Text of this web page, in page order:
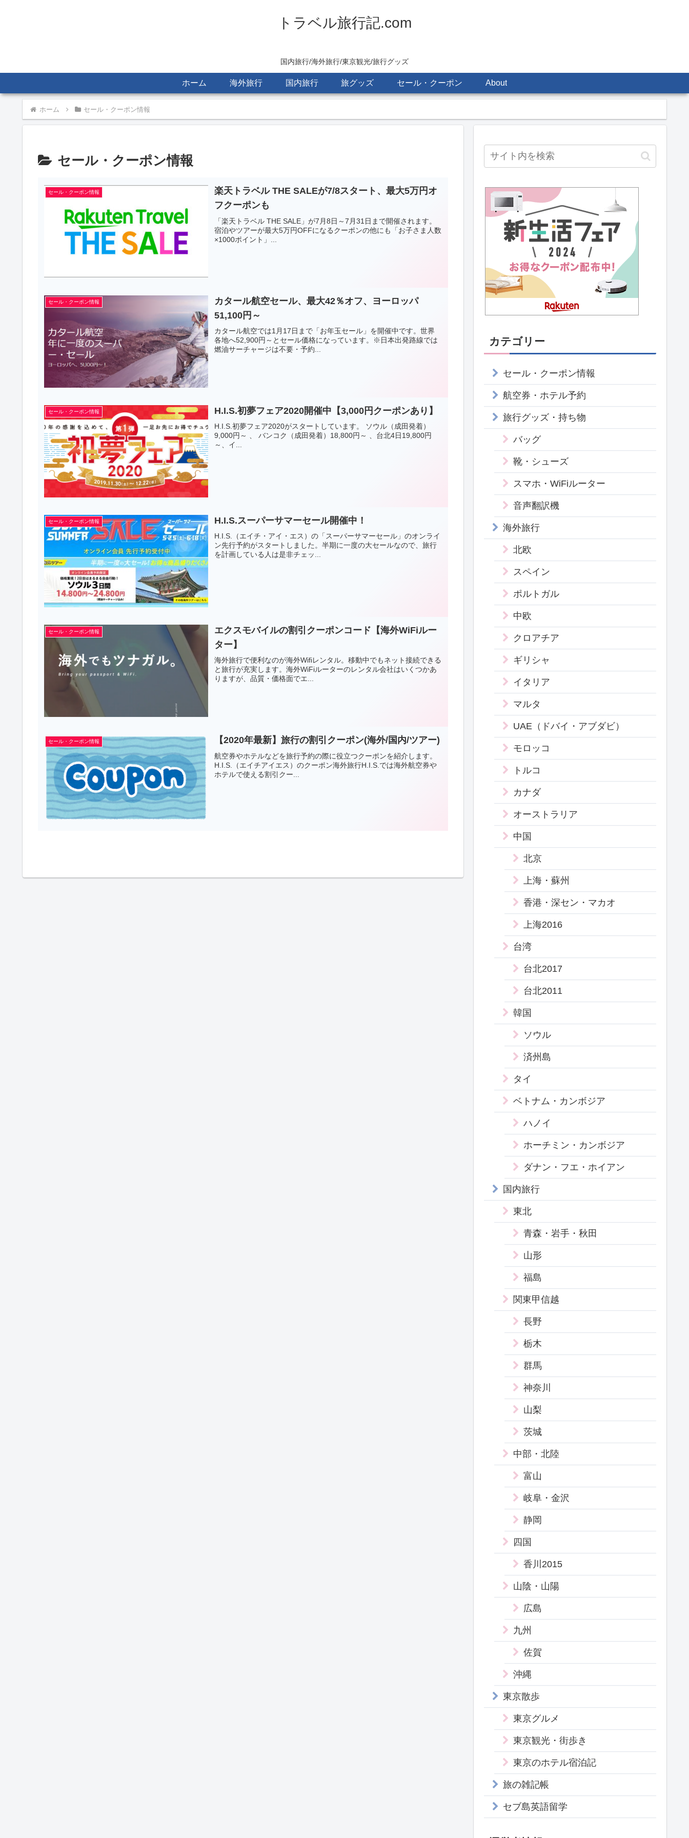
トラベル旅行記.com
国内旅行/海外旅行/東京観光/旅行グッズ
ホーム 海外旅行 国内旅行 旅グッズ セール・クーポン About
ホーム セール・クーポン情報
セール・クーポン情報
セール・クーポン情報
楽天トラベル THE SALEが7/8スタート、最大5万円オ
フクーポンも
「楽天トラベル THE SALE」が7月8日～7月31日まで開催されます。
宿泊やツアーが最大5万円OFFになるクーポンの他にも「お子さま人数
×1000ポイント」...
セール・クーポン情報
カタール航空セール、最大42％オフ、ヨーロッパ
51,100円～
カタール航空では1月17日まで「お年玉セール」を開催中です。世界
各地へ52,900円～とセール価格になっています。※日本出発路線では
燃油サーチャージは不要・予約...
セール・クーポン情報 H.I.S.初夢フェア2020開催中【3,000円クーポンあり】
H.I.S.初夢フェア2020がスタートしています。 ソウル（成田発着）
9,000円～ 、 バンコク（成田発着）18,800円～ 、台北4日19,800円
～、イ...
セール・クーポン情報 H.I.S.スーパーサマーセール開催中！
H.I.S.（エイチ・アイ・エス）の「スーパーサマーセール」のオンライ
ン先行予約がスタートしました。半期に一度の大セールなので、旅行
を計画している人は是非チェッ...
セール・クーポン情報
エクスモバイルの割引クーポンコード【海外WiFiルー
ター】
海外旅行で便利なのが海外Wifiレンタル。移動中でもネット接続できる
と旅行が充実します。海外WiFiルーターのレンタル会社はいくつかあ
りますが、品質・価格面でエ...
セール・クーポン情報 【2020年最新】旅行の割引クーポン(海外/国内/ツアー)
航空券やホテルなどを旅行予約の際に役立つクーポンを紹介します。
H.I.S.（エイチアイエス）のクーポン海外旅行H.I.S.では海外航空券や
ホテルで使える割引クー...
カテゴリー
セール・クーポン情報
航空券・ホテル予約
旅行グッズ・持ち物
バッグ
靴・シューズ
スマホ・WiFiルーター
音声翻訳機
海外旅行
北欧
スペイン
ポルトガル
中欧
クロアチア
ギリシャ
イタリア
マルタ
UAE（ドバイ・アブダビ）
モロッコ
トルコ
カナダ
オーストラリア
中国
北京
上海・蘇州
香港・深セン・マカオ
上海2016
台湾
台北2017
台北2011
韓国
ソウル
済州島
タイ
ベトナム・カンボジア
ハノイ
ホーチミン・カンボジア
ダナン・フエ・ホイアン
国内旅行
東北
青森・岩手・秋田
山形
福島
関東甲信越
長野
栃木
群馬
神奈川
山梨
茨城
中部・北陸
富山
岐阜・金沢
静岡
四国
香川2015
山陰・山陽
広島
九州
佐賀
沖縄
東京散歩
東京グルメ
東京観光・街歩き
東京のホテル宿泊記
旅の雑記帳
セブ島英語留学